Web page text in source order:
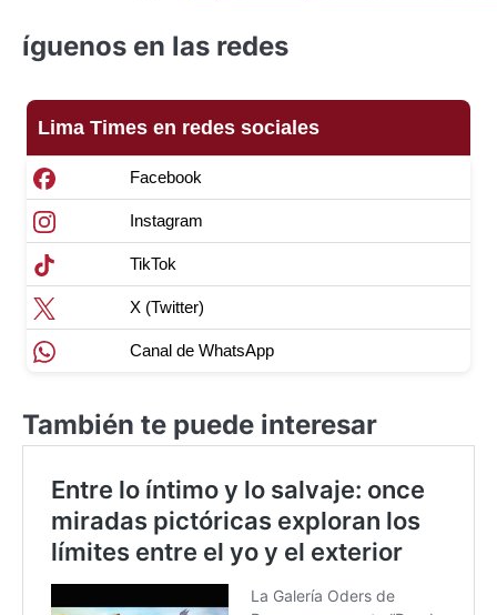
íguenos en las redes
Lima Times en redes sociales
Facebook
Instagram
TikTok
X (Twitter)
Canal de WhatsApp
También te puede interesar